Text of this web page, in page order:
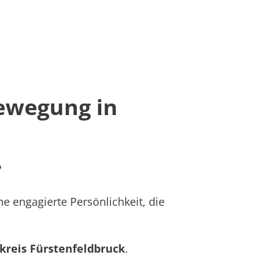
in
engagierte Persönlichkeit, die
Fürstenfeldbruck.